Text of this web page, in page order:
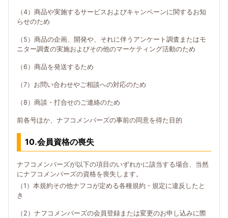
（4）商品や実施するサービスおよびキャンペーンに関するお知
らせのため
（5）商品の企画、開発や、それに伴うアンケート調査またはモ
ニター調査の実施およびその他のマーケティング活動のため
（6）商品を発送するため
（7）お問い合わせやご相談への対応のため
（8）商談・打合せのご連絡のため
前各号ほか、ナフコメンバーズの事前の同意を得た目的
10.会員資格の喪失
ナフコメンバーズが以下の項目のいずれかに該当する場合、当然
にナフコメンバーズの資格を喪失します。
（1）本規約その他ナフコが定める各種規約・規定に違反したと
き
（2）ナフコメンバーズの会員登録または変更のお申し込みに際